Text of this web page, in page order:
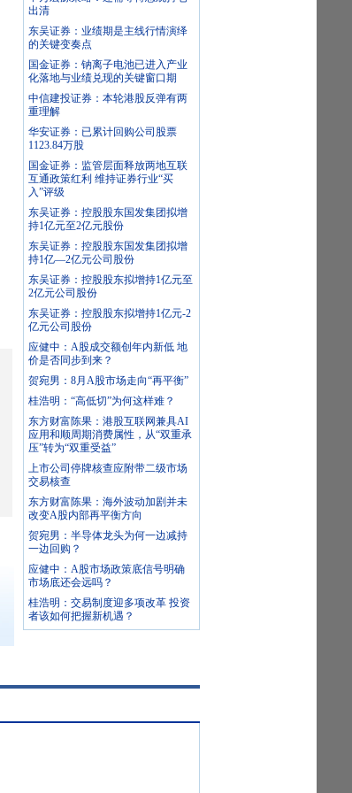
出清
东吴证券：业绩期是主线行情演绎
的关键变奏点
国金证券：钠离子电池已进入产业
化落地与业绩兑现的关键窗口期
中信建投证券：本轮港股反弹有两
重理解
华安证券：已累计回购公司股票
1123.84万股
国金证券：监管层面释放两地互联
互通政策红利 维持证券行业“买
入”评级
东吴证券：控股股东国发集团拟增
持1亿元至2亿元股份
东吴证券：控股股东国发集团拟增
持1亿—2亿元公司股份
东吴证券：控股股东拟增持1亿元至
2亿元公司股份
东吴证券：控股股东拟增持1亿元-2
亿元公司股份
应健中：A股成交额创年内新低 地
价是否同步到来？
贺宛男：8月A股市场走向“再平衡”
桂浩明：“高低切”为何这样难？
东方财富陈果：港股互联网兼具AI
应用和顺周期消费属性，从“双重承
压”转为“双重受益”
上市公司停牌核查应附带二级市场
交易核查
东方财富陈果：海外波动加剧并未
改变A股内部再平衡方向
贺宛男：半导体龙头为何一边减持
一边回购？
应健中：A股市场政策底信号明确
市场底还会远吗？
桂浩明：交易制度迎多项改革 投资
者该如何把握新机遇？